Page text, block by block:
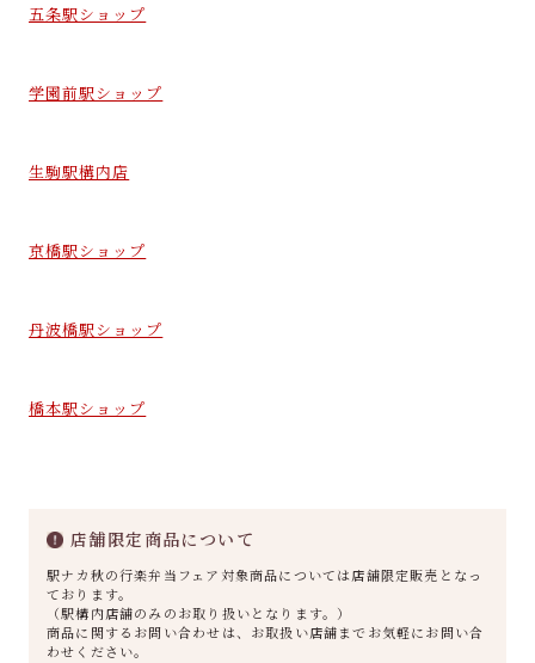
五条駅ショップ
学園前駅ショップ
生駒駅構内店
京橋駅ショップ
丹波橋駅ショップ
橋本駅ショップ
店舗限定商品について
駅ナカ秋の行楽弁当フェア対象商品については店舗限定販売となっ
ております。
（駅構内店舗のみのお取り扱いとなります。）
商品に関するお問い合わせは、お取扱い店舗までお気軽にお問い合
わせください。